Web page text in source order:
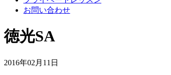
お問い合わせ
徳光SA
2016年02月11日